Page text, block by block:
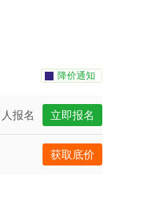
降价通知
立即报名
人报名
获取底价